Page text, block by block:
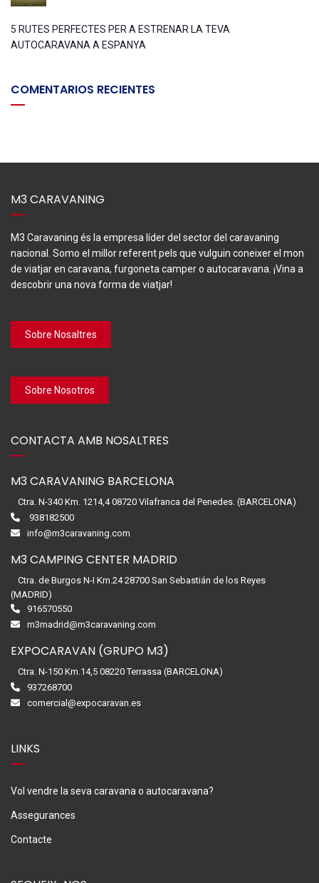
5 RUTES PERFECTES PER A ESTRENAR LA TEVA
AUTOCARAVANA A ESPANYA
COMENTARIOS RECIENTES
M3 CARAVANING
M3 Caravaning és la empresa líder del sector del caravaning
nacional. Somo el millor referent pels que vulguin coneixer el mon
de viatjar en caravana, furgoneta camper o autocaravana. ¡Vina a
descobrir una nova forma de viatjar!
Sobre Nosaltres
Sobre Nosotros
CONTACTA AMB NOSALTRES
M3 CARAVANING BARCELONA
Ctra. N-340 Km. 1214,4 08720 Vilafranca del Penedes. (BARCELONA)
938182500
info@m3caravaning.com
M3 CAMPING CENTER MADRID
Ctra. de Burgos N-I Km.24 28700 San Sebastián de los Reyes
(MADRID)
916570550
m3madrid@m3caravaning.com
EXPOCARAVAN (GRUPO M3)
Ctra. N-150 Km.14,5 08220 Terrassa (BARCELONA)
937268700
comercial@expocaravan.es
LINKS
Vol vendre la seva caravana o autocaravana?
Assegurances
Contacte